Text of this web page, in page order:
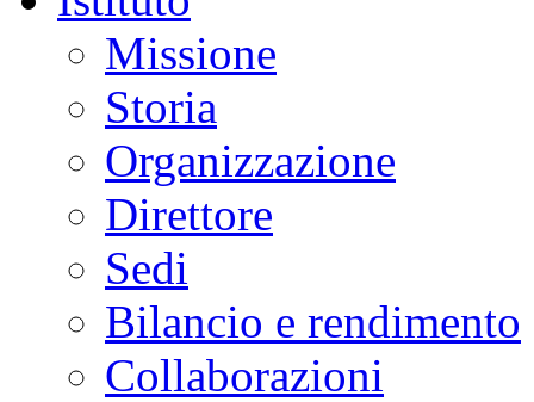
Missione
Storia
Organizzazione
Direttore
Sedi
Bilancio e rendimento
Collaborazioni